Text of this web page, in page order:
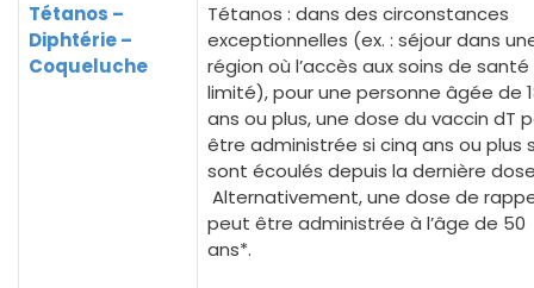
Tétanos –
Diphtérie –
Coqueluche
Tétanos : dans des circonstances
exceptionnelles (ex. : séjour dans
région où l’accès aux soins de
limité), pour une personne âgée de
ans ou plus, une dose du vaccin dT
être administrée si cinq ans ou plus
sont écoulés depuis la dernière
Alternativement, une dose de
peut être administrée à l’âge de 50
ans*.